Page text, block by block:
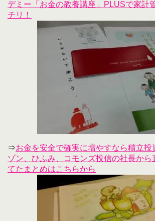
デミー「お金の教養講座」PLUSで家計
チリ！
⇒お金を安全で確実に増やすなら積立投
ゾン、ひふみ、コモンズ投信の社長から
てたまとめはこちらから